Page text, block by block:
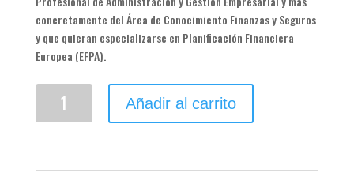
concretamente del Área de Conocimiento Finanzas y Seguros
y que quieran especializarse en Planificación Financiera
Europea (EFPA).
Planificación
Añadir al carrito